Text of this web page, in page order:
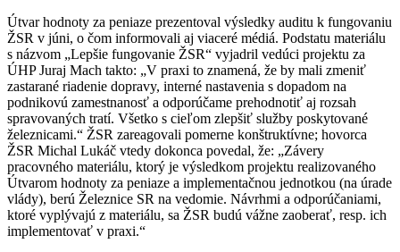
Útvar hodnoty za peniaze prezentoval výsledky auditu k fungovaniu
ŽSR v júni, o čom informovali aj viaceré médiá. Podstatu materiálu
s názvom „Lepšie fungovanie ŽSR“ vyjadril vedúci projektu za
ÚHP Juraj Mach takto: „V praxi to znamená, že by mali zmeniť
zastarané riadenie dopravy, interné nastavenia s dopadom na
podnikovú zamestnanosť a odporúčame prehodnotiť aj rozsah
spravovaných tratí. Všetko s cieľom zlepšiť služby poskytované
železnicami.“ ŽSR zareagovali pomerne konštruktívne; hovorca
ŽSR Michal Lukáč vtedy dokonca povedal, že: „Závery
pracovného materiálu, ktorý je výsledkom projektu realizovaného
Útvarom hodnoty za peniaze a implementačnou jednotkou (na úrade
vlády), berú Železnice SR na vedomie. Návrhmi a odporúčaniami,
ktoré vyplývajú z materiálu, sa ŽSR budú vážne zaoberať, resp. ich
implementovať v praxi.“